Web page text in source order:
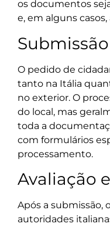
os documentos
e, em alguns
O pedido de
tanto na Itália
no exterior. O
do local, mas
toda a
com formulários
processamento.
Avaliação
Após a submissão,
autoridades